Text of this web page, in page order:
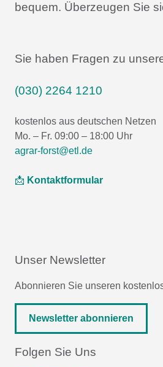
bequem. Überzeugen Sie
Sie haben Fragen zu
(030) 2264 1210
kostenlos aus deutschen Netzen
Mo. – Fr. 09:00 – 18:00 Uhr
agrar-forst@etl.de
📩 Kontaktformular
Unser Newsletter
Abonnieren Sie unseren
Newsletter abonnieren
Folgen Sie Uns